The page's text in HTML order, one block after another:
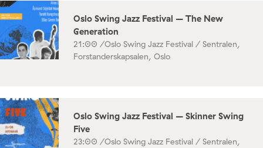
Oslo Swing Jazz Festival – The New
Generation
21:00 /Oslo Swing Jazz Festival / Sentralen,
Forstanderskapsalen, Oslo
Oslo Swing Jazz Festival – Skinner Swing
Five
23:00 /Oslo Swing Jazz Festival / Sentralen,